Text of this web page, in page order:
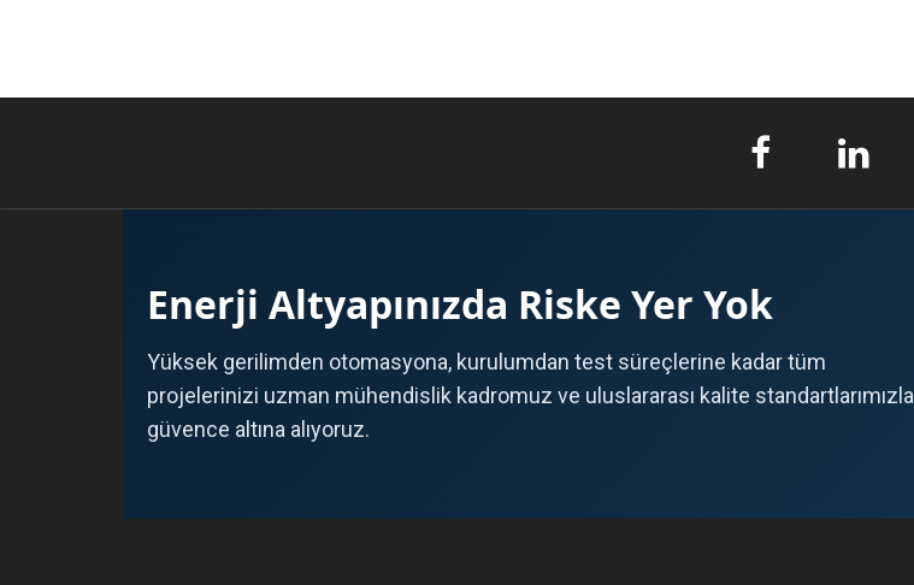
Enerji Altyapınızda Riske Yer Yok
Yüksek gerilimden otomasyona, kurulumdan test süreçlerine kadar tüm
projelerinizi uzman mühendislik kadromuz ve uluslararası kalite standartlarımızla
güvence altına alıyoruz.